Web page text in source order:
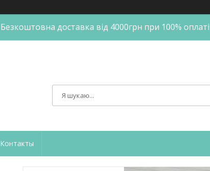
Безкоштовна доставка від 4000грн при 100% оплаті
Контакты